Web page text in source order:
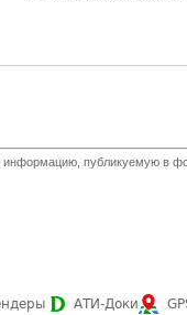
информацию, публикуемую в
АТИ-Доки